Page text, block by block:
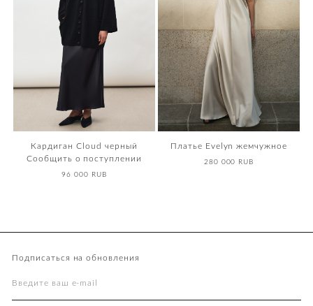
Кардиган Cloud черный
Сообщить о поступлении
96 000 RUB
Платье Evelyn жемчужное
280 000 RUB
Подписаться на обновления